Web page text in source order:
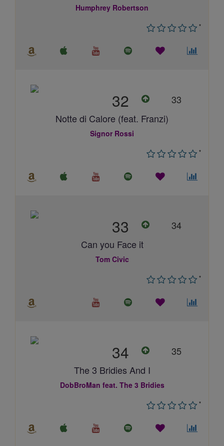
Humphrey Robertson
*
32
33
Notte di Calore (feat. Franzi)
Signor Rossi
*
33
34
Can you Face it
Tom Civic
*
34
35
The 3 Bridies And I
DobBroMan feat. The 3 Bridies
*